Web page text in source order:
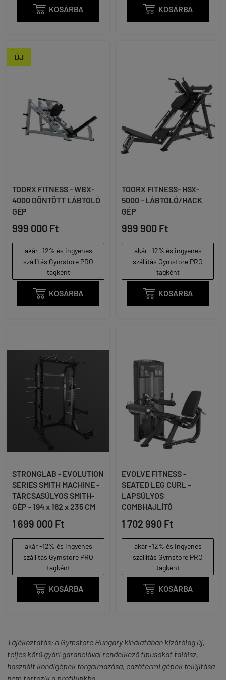
 KOSÁRBA  KOSÁRBA
ÚJ
TOORX FITNESS - WBX-
4000 DÖNTÖTT LÁBTOLÓ
GÉP
999 000 Ft
akár -12% és ingyenes
szállítás Gymstore PRO
tagként
 KOSÁRBA
TOORX FITNESS- HSX-
5000 - LÁBTOLÓ/HACK
GÉP
999 900 Ft
akár -12% és ingyenes
szállítás Gymstore PRO
tagként
 KOSÁRBA
STRONGLAB - EVOLUTION
SERIES SMITH MACHINE -
TÁRCSASÚLYOS SMITH-
GÉP - 194 x 162 x 235 CM
1 699 000 Ft
akár -12% és ingyenes
szállítás Gymstore PRO
tagként
 KOSÁRBA
EVOLVE FITNESS -
SEATED LEG CURL -
LAPSÚLYOS
COMBHAJLÍTÓ
1 702 990 Ft
akár -12% és ingyenes
szállítás Gymstore PRO
tagként
 KOSÁRBA
Tájékoztatás: a Gymstore Hungary kínálatában kizárólag új,
teljes körű gyári garanciával rendelkező típusokat találsz,
használt kondigépek forgalmazása, edzőtermi gépek felújítása
nem tartozik a profilunkba.